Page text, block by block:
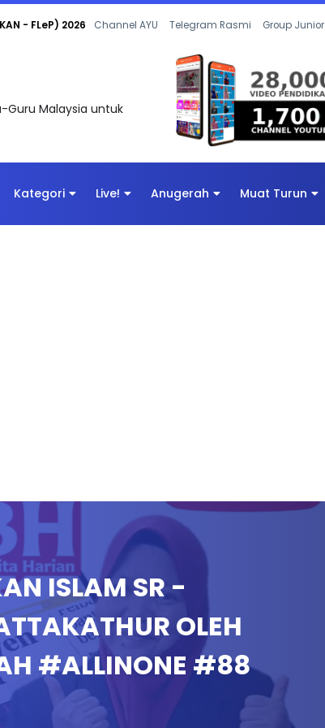
- FLeP) 2026 Channel AYU Telegram Rasmi Group Junior
Guru Malaysia untuk
Kategori Live! Anugerah Muat Turun
ISLAM SR -
OLEH
#ALLINONE #88